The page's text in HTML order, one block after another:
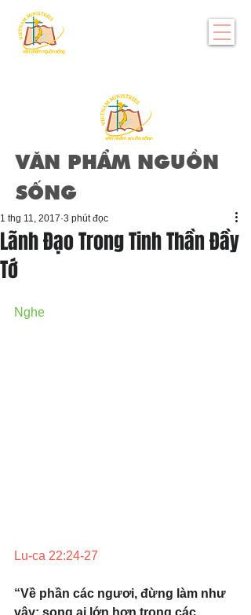
VĂN PHẨM NGUỒN
SỐNG
Lãnh Đạo Trong Tinh Thần Đầy
Tớ
1 thg 11, 2017 3 phút đọc
Nghe
Lu-ca 22:24-27
“Về phần các ngươi, đừng làm như
vậy; song ai lớn hơn trong các